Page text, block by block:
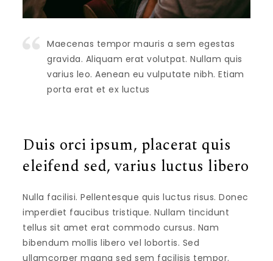
Maecenas tempor mauris a sem egestas
gravida. Aliquam erat volutpat. Nullam quis
varius leo. Aenean eu vulputate nibh. Etiam
porta erat et ex luctus
Duis orci ipsum, placerat quis
eleifend sed, varius luctus libero
Nulla facilisi. Pellentesque quis luctus risus. Donec
imperdiet faucibus tristique. Nullam tincidunt
tellus sit amet erat commodo cursus. Nam
bibendum mollis libero vel lobortis. Sed
ullamcorper magna sed sem facilisis tempor.